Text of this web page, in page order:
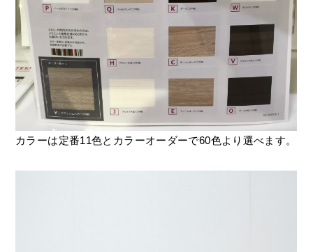
カラーは定番11色とカラーオーダーで60色より選べます。